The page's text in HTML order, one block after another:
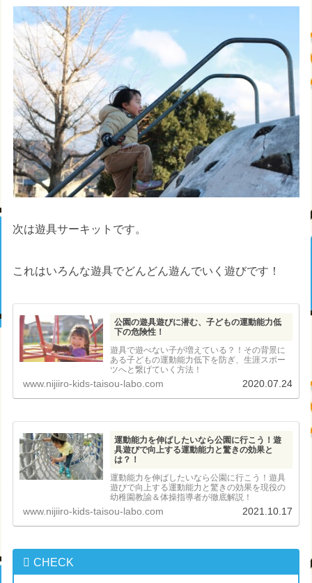
次は遊具サーキットです。
これはいろんな遊具でどんどん遊んでいく遊びです！
公園の遊具遊びに潜む、子どもの運動能力低
下の危険性！
遊具で遊べない子が増えている？！その背景に
ある子どもの運動能力低下を防ぎ、生涯スポー
ツへと繋げていく方法！
www.nijiiro-kids-taisou-labo.com 2020.07.24
運動能力を伸ばしたいなら公園に行こう！遊
具遊びで向上する運動能力と驚きの効果と
は？！
運動能力を伸ばしたいなら公園に行こう！遊具
遊びで向上する運動能力と驚きの効果を現役の
幼稚園教諭＆体操指導者が徹底解説！
www.nijiiro-kids-taisou-labo.com 2021.10.17
CHECK